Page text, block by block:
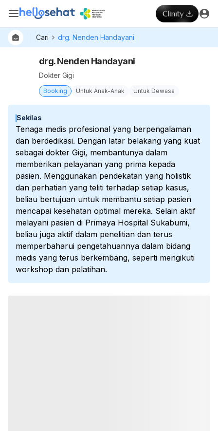
Cari drg. Nenden Handayani
drg. Nenden Handayani
Dokter Gigi
Booking Untuk Anak-Anak Untuk Dewasa
Sekilas
Tenaga medis profesional yang berpengalaman
dan berdedikasi. Dengan latar belakang yang kuat
sebagai dokter Gigi, membantunya dalam
memberikan pelayanan yang prima kepada
pasien. Menggunakan pendekatan yang holistik
dan perhatian yang teliti terhadap setiap kasus,
beliau bertujuan untuk membantu setiap pasien
mencapai kesehatan optimal mereka. Selain aktif
melayani pasien di Primaya Hospital Sukabumi,
beliau juga aktif dalam penelitian dan terus
memperbaharui pengetahuannya dalam bidang
medis yang terus berkembang, seperti mengikuti
workshop dan pelatihan.